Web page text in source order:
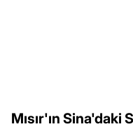
Mısır'ın Sina'daki